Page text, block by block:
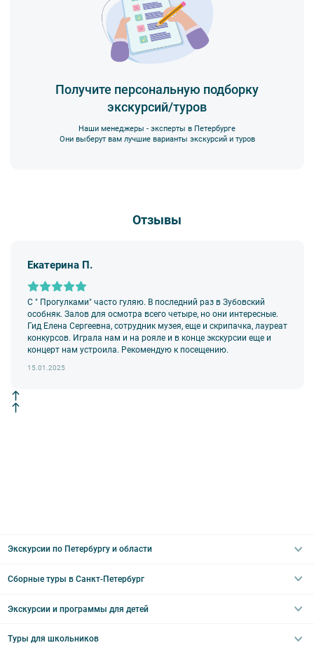
Получите персональную подборку
экскурсий/туров
Наши менеджеры - эксперты в Петербурге
Они выберут вам лучшие варианты экскурсий и туров
Отзывы
Екатерина П.
С " Прогулками" часто гуляю. В последний раз в Зубовский
особняк. Залов для осмотра всего четыре, но они интересные.
Гид Елена Сергеевна, сотрудник музея, еще и скрипачка, лауреат
конкурсов. Играла нам и на рояле и в конце экскурсии еще и
концерт нам устроила. Рекомендую к посещению.
15.01.2025
Экскурсии по Петербургу и области
Интерьерные
Сборные туры в Санкт-Петербург
Туры в Санкт-Петербург на 2 дня
Экскурсии и программы для детей
Туры для школьников